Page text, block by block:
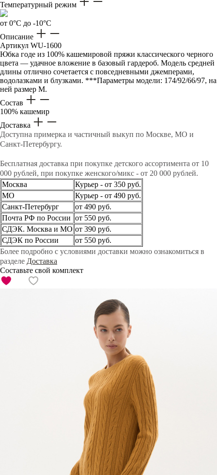
Температурный режим
от 0°C до -10°C
Описание
Артикул WU-1600
Юбка годе из 100% кашемировой пряжи классического черного
цвета — удачное вложение в базовый гардероб. Модель средней
длины отлично сочетается с повседневными джемперами,
водолазками и блузками. ***Параметры модели: 174/92/66/97, на
ней размер М.
Состав
100% кашемир
Доставка
Доступна примерка и частичный выкуп по Москве, МО и
Санкт-Петербургу.
Бесплатная доставка при покупке детского ассортимента от 10
000 рублей, при покупке женского/микс - от 20 000 рублей.
Москва
Курьер - от 350 руб.
МО
Курьер - от 490 руб.
Санкт-Петербург
от 490 руб.
Почта РФ по России от 550 руб.
СДЭК. Москва и МО от 390 руб.
СДЭК по России
от 550 руб.
Более подробно с условиями доставки можно ознакомиться в
разделе Доставка
Составьте свой комплект